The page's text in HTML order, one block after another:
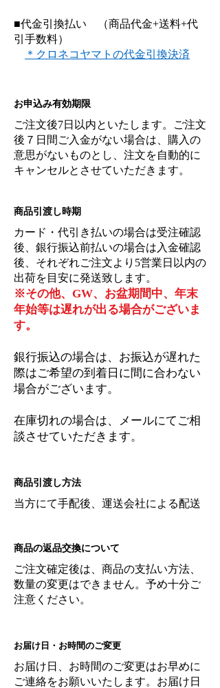
■代金引換払い （商品代金+送料+代
引手数料）
＊ クロネコヤマトの代金引換決済
お申込み有効期限
ご注文後7日以内といたします。ご注文
後７日間ご入金がない場合は、購入の
意思がないものとし、注文を自動的に
キャンセルとさせていただきます。
商品引渡し時期
カード・代引き払いの場合は受注確認
後、銀行振込前払いの場合は入金確認
後、それぞれご注文より5営業日以内の
出荷を目安に発送致します。
※その他、GW、お盆期間中、年末
年始等は遅れが出る場合がございま
す。
銀行振込の場合は、お振込が遅れた
際はご希望の到着日に間に合わない
場合がございます。
在庫切れの場合は、メールにてご相
談させていただきます。
商品引渡し方法
当方にて手配後、運送会社による配送
商品の返品交換について
ご注文確定後は、商品の支払い方法、
数量の変更はできません。予め十分ご
注意ください。
お届け日・お時間のご変更
お届け日、お時間のご変更はお早めに
ご連絡をお願いいたします。お届け日